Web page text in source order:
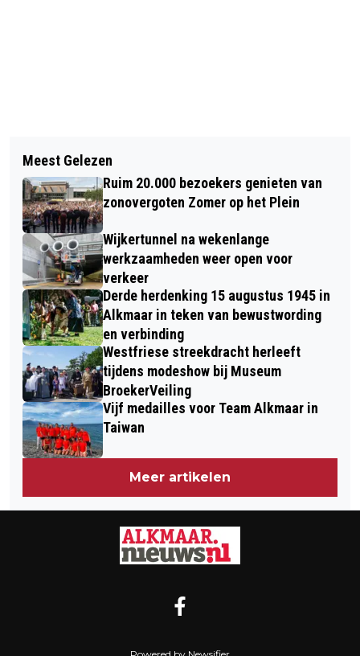
IN DE HERFST GEBOREN? DAN LEEF JE
ZOMAAR EEN HALF JAAR LANGER!
BRUG OVER A9 BIJ ALKMAAR
OVERGESCHILDERD IN KLEUREN
BENSIDE SUPPORTERSGROEP
Meest Gelezen
Ruim 20.000 bezoekers genieten van
zonovergoten Zomer op het Plein
Wijkertunnel na wekenlange
werkzaamheden weer open voor
verkeer
Derde herdenking 15 augustus 1945 in
Alkmaar in teken van bewustwording
en verbinding
Westfriese streekdracht herleeft
tijdens modeshow bij Museum
BroekerVeiling
Vijf medailles voor Team Alkmaar in
Taiwan
Meer artikelen